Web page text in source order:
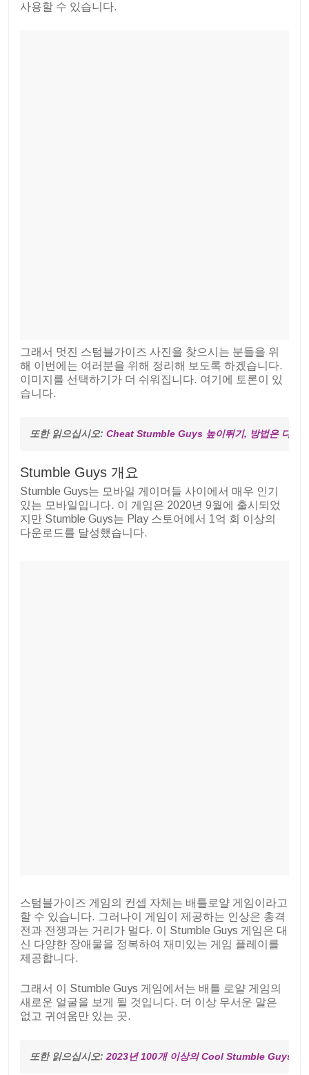
사용할 수 있습니다.
그래서 멋진 스텀블가이즈 사진을 찾으시는 분들을 위
해 이번에는 여러분을 위해 정리해 보도록 하겠습니다.
이미지를 선택하기가 더 쉬워집니다. 여기에 토론이 있
습니다.
또한 읽으십시오: Cheat Stumble Guys 높이뛰기, 방법은 다음
Stumble Guys 개요
Stumble Guys는 모바일 게이머들 사이에서 매우 인기
있는 모바일입니다. 이 게임은 2020년 9월에 출시되었
지만 Stumble Guys는 Play 스토어에서 1억 회 이상의
다운로드를 달성했습니다.
스텀블가이즈 게임의 컨셉 자체는 배틀로얄 게임이라고
할 수 있습니다. 그러나이 게임이 제공하는 인상은 총격
전과 전쟁과는 거리가 멀다. 이 Stumble Guys 게임은 대
신 다양한 장애물을 정복하여 재미있는 게임 플레이를
제공합니다.
그래서 이 Stumble Guys 게임에서는 배틀 로얄 게임의
새로운 얼굴을 보게 될 것입니다. 더 이상 무서운 말은
없고 귀여움만 있는 곳.
또한 읽으십시오: 2023년 100개 이상의 Cool Stumble Guys 이